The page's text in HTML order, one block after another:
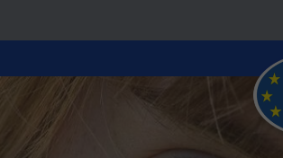
Mitglied werden
Unser Verein